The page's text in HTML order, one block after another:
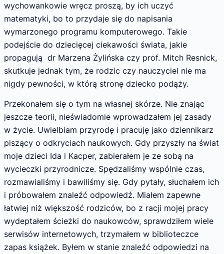
wychowankowie wręcz proszą, by ich uczyć
matematyki, bo to przydaje się do napisania
wymarzonego programu komputerowego. Takie
podejście do dziecięcej ciekawości świata, jakie
propagują dr Marzena Żylińska czy prof. Mitch Resnick,
skutkuje jednak tym, że rodzic czy nauczyciel nie ma
nigdy pewności, w którą stronę dziecko podąży.
Przekonałem się o tym na własnej skórze. Nie znając
jeszcze teorii, nieświadomie wprowadzałem jej zasady
w życie. Uwielbiam przyrodę i pracuję jako dziennikarz
piszący o odkryciach naukowych. Gdy przyszły na świat
moje dzieci Ida i Kacper, zabierałem je ze sobą na
wycieczki przyrodnicze. Spędzaliśmy wspólnie czas,
rozmawialiśmy i bawiliśmy się. Gdy pytały, słuchałem ich
i próbowałem znaleźć odpowiedź. Miałem zapewne
łatwiej niż większość rodziców, bo z racji mojej pracy
wydeptałem ścieżki do naukowców, sprawdziłem wiele
serwisów internetowych, trzymałem w biblioteczce
zapas książek. Byłem w stanie znaleźć odpowiedzi na